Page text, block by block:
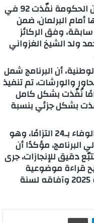
قال الوزير الأول المختار ولد اجاي إن الحكومة نفّذت 92 في
أمام البرلمان، ضمن
وفق الركائز
ولد الشيخ الغزواني
أن البرنامج شمل
والورشات، تم تنفيذ
منها، من بينها 224 التزامًا نُفّذت بشكل كامل
و54 التزامًا نُفّذت بشكل جزئي بنسبة
وأضاف أن الحكومة لم تتمكن من الوفاء بـ24 التزامًا، وهو
إجمالي البرنامج، مؤكدًا أن
دقيق للإنجازات، جرى
قراءة موضوعية
لحصيلة العمل الحكومي خلال سنة 2025 وآفاقه لسنة